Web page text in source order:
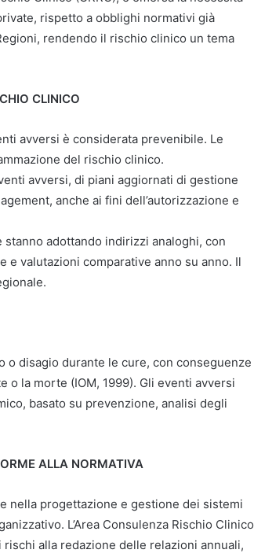
rispetto a obblighi normativi già
rendendo il rischio clinico un tema
CLINICO
avversi è considerata prevenibile. Le
del rischio clinico.
avversi, di piani aggiornati di gestione
anche ai fini dell’autorizzazione e
stanno adottando indirizzi analoghi, con
e valutazioni comparative anno su anno. Il
o disagio durante le cure, con conseguenze
la morte (IOM, 1999). Gli eventi avversi
basato su prevenzione, analisi degli
ALLA NORMATIVA
nella progettazione e gestione dei sistemi
L’Area Consulenza Rischio Clinico
alla redazione delle relazioni annuali,